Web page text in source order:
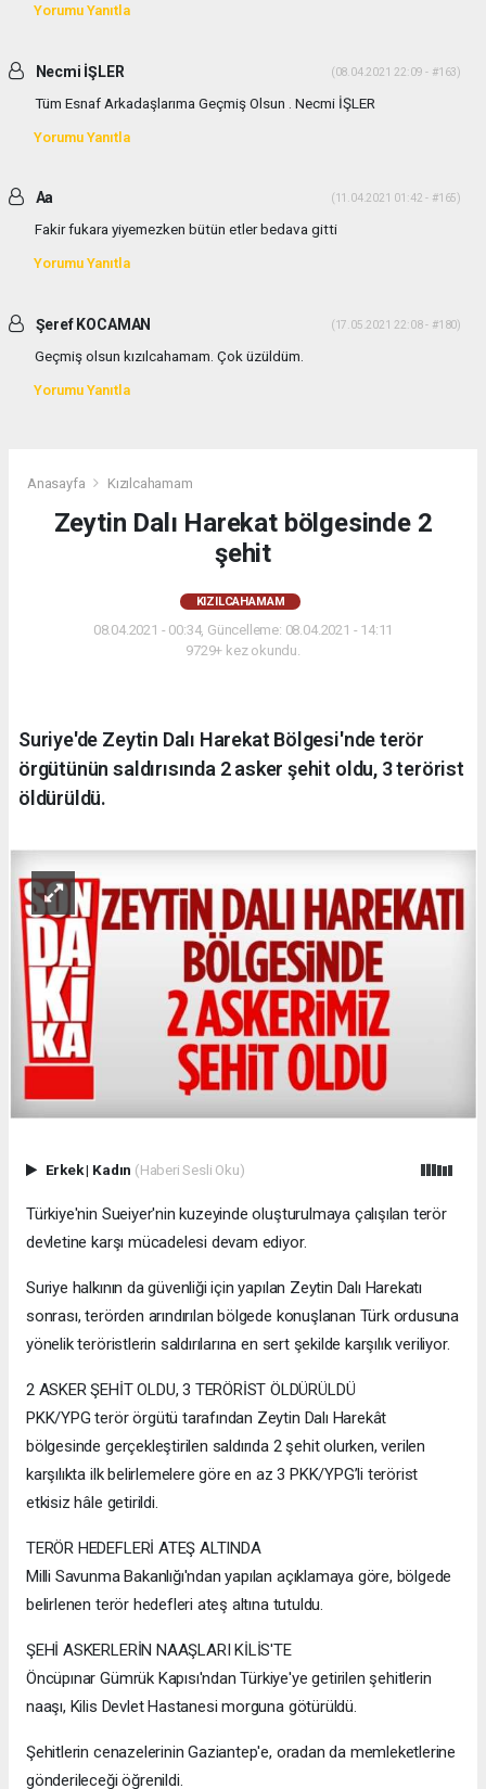
Yorumu Yanıtla
Necmi İŞLER (08.04.2021 22:09 - #163)
Tüm Esnaf Arkadaşlarıma Geçmiş Olsun . Necmi İŞLER
Yorumu Yanıtla
Aa (11.04.2021 01:42 - #165)
Fakir fukara yiyemezken bütün etler bedava gitti
Yorumu Yanıtla
Şeref KOCAMAN (17.05.2021 22:08 - #180)
Geçmiş olsun kızılcahamam. Çok üzüldüm.
Yorumu Yanıtla
Anasayfa Kızılcahamam
Zeytin Dalı Harekat bölgesinde 2
şehit
KIZILCAHAMAM
08.04.2021 - 00:34, Güncelleme: 08.04.2021 - 14:11
9729+ kez okundu.
Suriye'de Zeytin Dalı Harekat Bölgesi'nde terör
örgütünün saldırısında 2 asker şehit oldu, 3 terörist
öldürüldü.
Erkek| Kadın (Haberi Sesli Oku)
Türkiye'nin Sueiyer'nin kuzeyinde oluşturulmaya çalışılan terör
devletine karşı mücadelesi devam ediyor.
Suriye halkının da güvenliği için yapılan Zeytin Dalı Harekatı
sonrası, terörden arındırılan bölgede konuşlanan Türk ordusuna
yönelik teröristlerin saldırılarına en sert şekilde karşılık veriliyor.
2 ASKER ŞEHİT OLDU, 3 TERÖRİST ÖLDÜRÜLDÜ
PKK/YPG terör örgütü tarafından Zeytin Dalı Harekât
bölgesinde gerçekleştirilen saldırıda 2 şehit olurken, verilen
karşılıkta ilk belirlemelere göre en az 3 PKK/YPG’li terörist
etkisiz hâle getirildi.
TERÖR HEDEFLERİ ATEŞ ALTINDA
Milli Savunma Bakanlığı'ndan yapılan açıklamaya göre, bölgede
belirlenen terör hedefleri ateş altına tutuldu.
ŞEHİ ASKERLERİN NAAŞLARI KİLİS'TE
Öncüpınar Gümrük Kapısı'ndan Türkiye'ye getirilen şehitlerin
naaşı, Kilis Devlet Hastanesi morguna götürüldü.
Şehitlerin cenazelerinin Gaziantep'e, oradan da memleketlerine
gönderileceği öğrenildi.